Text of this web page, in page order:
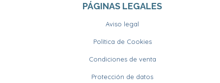
PÁGINAS LEGALES
Aviso legal
Política de Cookies
Condiciones de venta
Protección de datos